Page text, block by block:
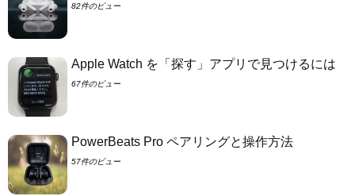
82件のビュー
Apple Watch を「探す」アプリで見つけるには
67件のビュー
PowerBeats Pro ペアリングと操作方法
57件のビュー